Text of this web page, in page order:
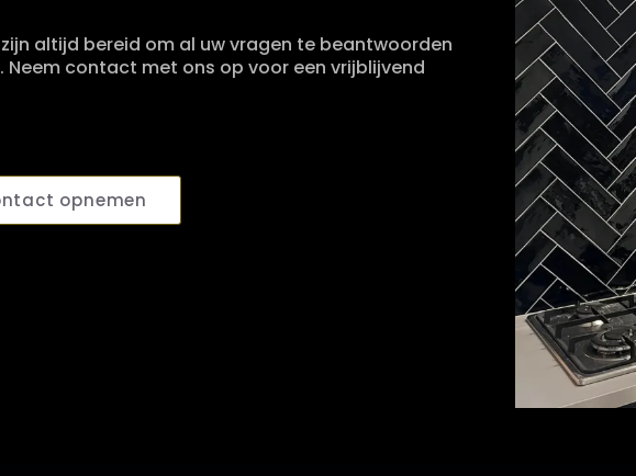
altijd bereid om al uw vragen te beantwoorden
Neem contact met ons op voor een vrijblijvend
opnemen